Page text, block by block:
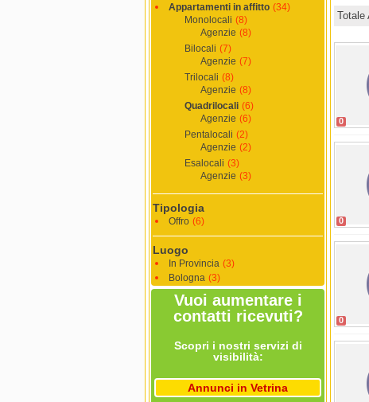
Appartamenti in affitto (34)
Monolocali (8)
Agenzie (8)
Bilocali (7)
Agenzie (7)
Trilocali (8)
Agenzie (8)
Quadrilocali (6)
Agenzie (6)
Pentalocali (2)
Agenzie (2)
Esalocali (3)
Agenzie (3)
Tipologia
Offro (6)
Luogo
In Provincia (3)
Bologna (3)
Vuoi aumentare i
contatti ricevuti?
Scopri i nostri servizi di
visibilità:
Annunci in Vetrina
Totale
0
0
0